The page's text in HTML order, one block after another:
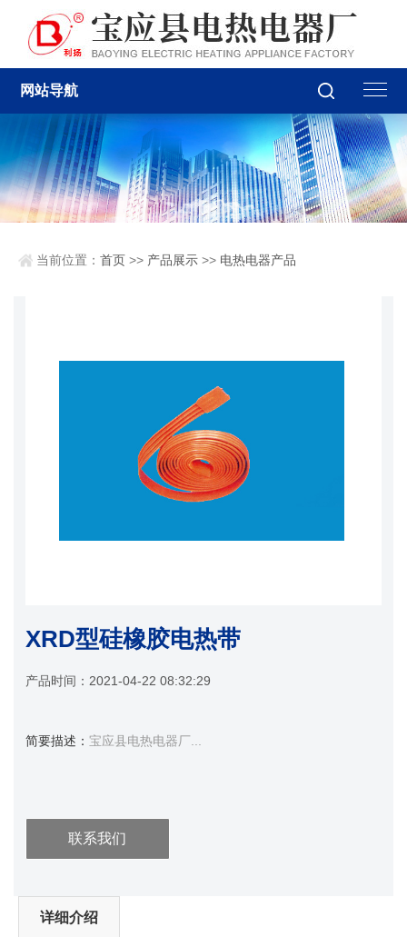
网站导航
当前位置：首页 >> 产品展示 >> 电热电器产品
XRD型硅橡胶电热带
产品时间： 2021-04-22 08:32:29
简要描述： 宝应县电热电器厂...
联系我们
详细介绍